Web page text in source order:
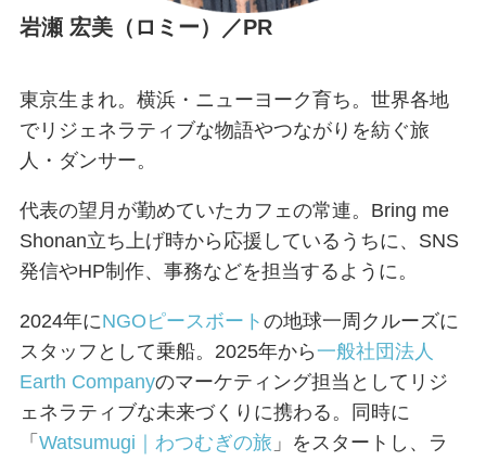
岩瀬 宏美（ロミー）／PR
東京生まれ。横浜・ニューヨーク育ち。世界各地
でリジェネラティブな物語やつながりを紡ぐ旅
人・ダンサー。
代表の望月が勤めていたカフェの常連。Bring me
Shonan立ち上げ時から応援しているうちに、SNS
発信やHP制作、事務などを担当するように。
2024年にNGOピースボート の地球一周クルーズに
スタッフとして乗船。2025年から一般社団法人
Earth Companyのマーケティング担当としてリジ
ェネラティブな未来づくりに携わる。同時に
「 Watsumugi｜わつむぎの旅 」をスタートし、ラ